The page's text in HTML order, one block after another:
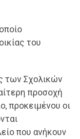
του
των Σχολικών
προσοχή
προκειμένου οι
που ανήκουν